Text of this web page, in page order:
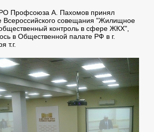
Профсоюза А. Пахомов принял
Всероссийского совещания "Жилищное
контроль в сфере ЖКХ",
в Общественной палате РФ в г.
т.г.